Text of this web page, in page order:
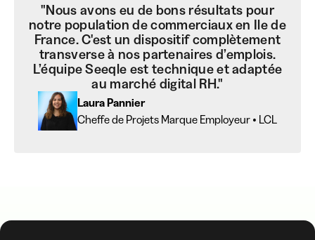
"Nous avons eu de bons résultats pour
notre population de commerciaux en Ile de
France. C'est un dispositif complètement
transverse à nos partenaires d’emplois.
L’équipe Seeqle est technique et adaptée
au marché digital RH."
Laura Pannier
Cheffe de Projets Marque Employeur • LCL